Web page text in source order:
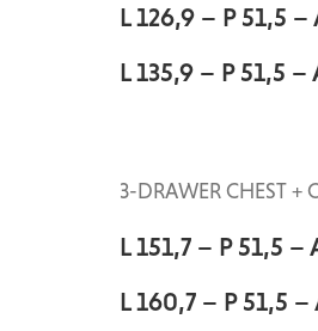
L 126,9 – P 51,5 –
L 135,9 – P 51,5 –
3-DRAWER CHEST +
L 151,7 – P 51,5 –
L 160,7 – P 51,5 –